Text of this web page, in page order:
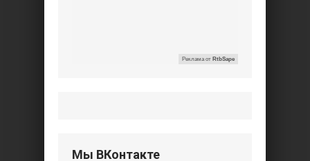
Реклама от RtbSape
Мы ВКонтакте